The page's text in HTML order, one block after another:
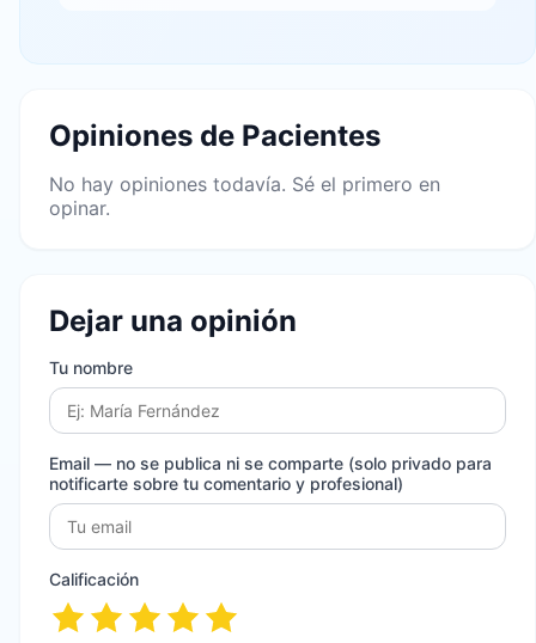
Opiniones de Pacientes
No hay opiniones todavía. Sé el primero en
opinar.
Dejar una opinión
Tu nombre
Email — no se publica ni se comparte (solo privado para
notificarte sobre tu comentario y profesional)
Calificación